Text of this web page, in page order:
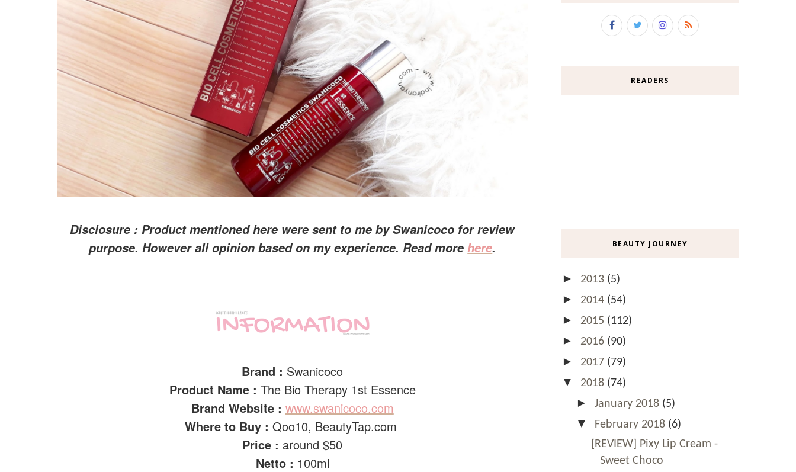
Disclosure : Product mentioned here were sent to me by Swanicoco for review
purpose. However all opinion based on my experience. Read morehere.
Brand : Swanicoco
Product Name : The Bio Therapy 1st Essence
Brand Website : www.swanicoco.com
Where to Buy : Qoo10, BeautyTap.com
Price : around $50
Netto : 100ml
READERS
BEAUTY JOURNEY
► 2013 (5)
► 2014 (54)
► 2015 (112)
► 2016 (90)
► 2017 (79)
▼ 2018 (74)
► January 2018 (5)
▼ February 2018 (6)
[REVIEW] Pixy Lip Cream -
Sweet Choco